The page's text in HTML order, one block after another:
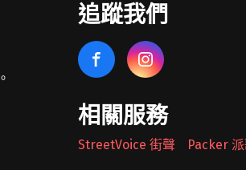
追蹤我們
相關服務
StreetVoice 街聲 Packer